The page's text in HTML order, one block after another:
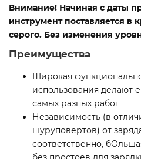
Внимание! Начиная с даты
инструмент поставляется в
серого. Без изменения
Преимущества
Широкая
использования делают
самых разных работ
Независимость (в
шуруповертов) от
соответственно,